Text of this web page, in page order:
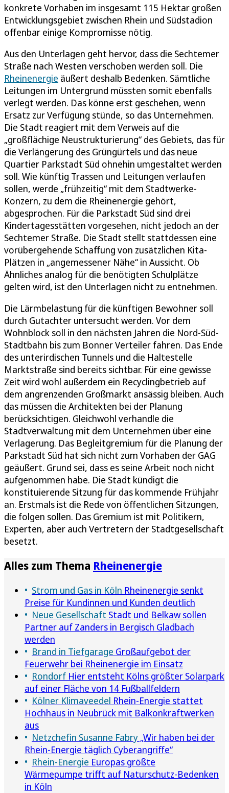
konkrete Vorhaben im insgesamt 115 Hektar großen
Entwicklungsgebiet zwischen Rhein und Südstadion
offenbar einige Kompromisse nötig.
Aus den Unterlagen geht hervor, dass die Sechtemer
Straße nach Westen verschoben werden soll. Die
Rheinenergie äußert deshalb Bedenken. Sämtliche
Leitungen im Untergrund müssten somit ebenfalls
verlegt werden. Das könne erst geschehen, wenn
Ersatz zur Verfügung stünde, so das Unternehmen.
Die Stadt reagiert mit dem Verweis auf die
„großflächige Neustrukturierung“ des Gebiets, das für
die Verlängerung des Grüngürtels und das neue
Quartier Parkstadt Süd ohnehin umgestaltet werden
soll. Wie künftig Trassen und Leitungen verlaufen
sollen, werde „frühzeitig“ mit dem Stadtwerke-
Konzern, zu dem die Rheinenergie gehört,
abgesprochen. Für die Parkstadt Süd sind drei
Kindertagesstätten vorgesehen, nicht jedoch an der
Sechtemer Straße. Die Stadt stellt stattdessen eine
vorübergehende Schaffung von zusätzlichen Kita-
Plätzen in „angemessener Nähe“ in Aussicht. Ob
Ähnliches analog für die benötigten Schulplätze
gelten wird, ist den Unterlagen nicht zu entnehmen.
Die Lärmbelastung für die künftigen Bewohner soll
durch Gutachter untersucht werden. Vor dem
Wohnblock soll in den nächsten Jahren die Nord-Süd-
Stadtbahn bis zum Bonner Verteiler fahren. Das Ende
des unterirdischen Tunnels und die Haltestelle
Marktstraße sind bereits sichtbar. Für eine gewisse
Zeit wird wohl außerdem ein Recyclingbetrieb auf
dem angrenzenden Großmarkt ansässig bleiben. Auch
das müssen die Architekten bei der Planung
berücksichtigen. Gleichwohl verhandle die
Stadtverwaltung mit dem Unternehmen über eine
Verlagerung. Das Begleitgremium für die Planung der
Parkstadt Süd hat sich nicht zum Vorhaben der GAG
geäußert. Grund sei, dass es seine Arbeit noch nicht
aufgenommen habe. Die Stadt kündigt die
konstituierende Sitzung für das kommende Frühjahr
an. Erstmals ist die Rede von öffentlichen Sitzungen,
die folgen sollen. Das Gremium ist mit Politikern,
Experten, aber auch Vertretern der Stadtgesellschaft
besetzt.
Alles zum Thema Rheinenergie
Strom und Gas in Köln Rheinenergie senkt
Preise für Kundinnen und Kunden deutlich
Neue Gesellschaft Stadt und Belkaw sollen
Partner auf Zanders in Bergisch Gladbach
werden
Brand in Tiefgarage Großaufgebot der
Feuerwehr bei Rheinenergie im Einsatz
Rondorf Hier entsteht Kölns größter Solarpark
auf einer Fläche von 14 Fußballfeldern
Kölner Klimaveedel Rhein-Energie stattet
Hochhaus in Neubrück mit Balkonkraftwerken
aus
Netzchefin Susanne Fabry „Wir haben bei der
Rhein-Energie täglich Cyberangriffe“
Rhein-Energie Europas größte
Wärmepumpe trifft auf Naturschutz-Bedenken
in Köln